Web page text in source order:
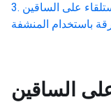
على الساقين
باستخدام المنشفة
على الساقين